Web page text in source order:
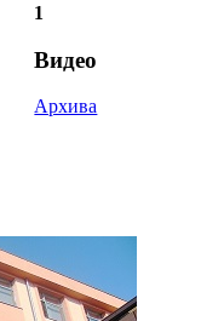
1
Видео
Архива